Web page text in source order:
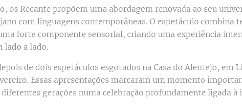
os Recante propõem uma abordagem renovada ao seu
com linguagens contemporâneas. O espetáculo combina
forte componente sensorial, criando uma experiência
lado a lado.
de dois espetáculos esgotados na Casa do Alentejo, em
Essas apresentações marcaram um momento
gerações numa celebração profundamente ligada à